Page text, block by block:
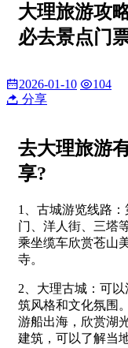
大理旅游攻
必去景点门票
2026-01-10
104
分享
去大理旅游
享?
1、古城游览线路
门、洋人街、三塔
乘坐缆车欣赏苍山
寺。
2、大理古城：可
筑风格和文化氛围
游船出海，欣赏湖
建筑，可以了解当